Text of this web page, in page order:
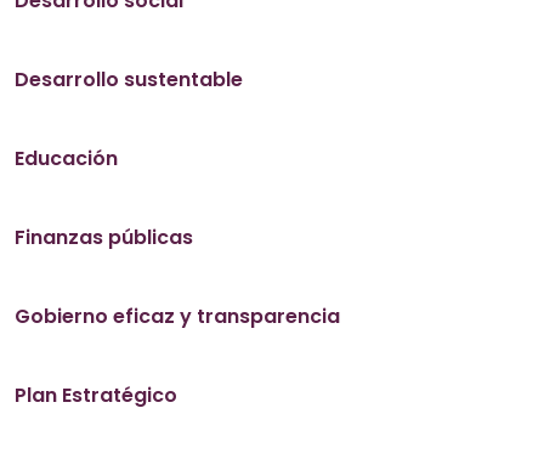
Desarrollo sustentable
Educación
Finanzas públicas
Gobierno eficaz y transparencia
Plan Estratégico